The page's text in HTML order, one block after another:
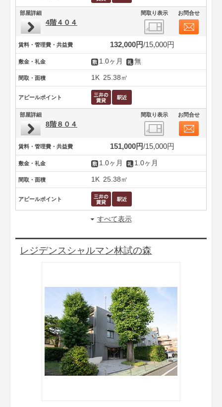
部屋詳細 間取り表示 お問合せ
4階４０４
賃料・管理費・共益費 132,000円 15,000円
敷金・礼金 1.0ヶ月 無
間取・面積 1K 25.38㎡
アピールポイント
部屋詳細 間取り表示 お問合せ
8階８０４
賃料・管理費・共益費 151,000円 15,000円
敷金・礼金 1.0ヶ月 1.0ヶ月
間取・面積 1K 25.38㎡
アピールポイント
すべて表示
レジデンスシャルマン林試の森